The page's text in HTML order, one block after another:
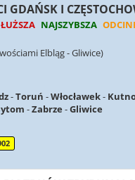
GDAŃSK I
NAJSZYBSZA
Elbląg - Gliwice)
-Toruń -Włocławek-
-Zabrze -Gliwice